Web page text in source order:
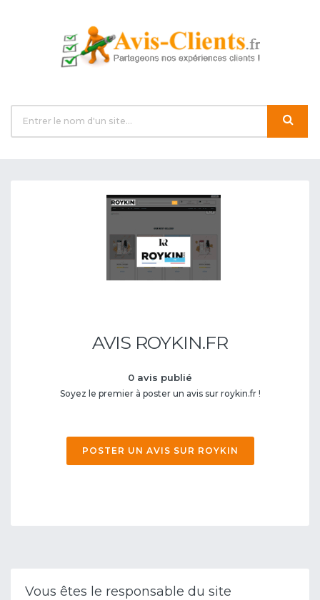
AVIS ROYKIN.FR
0 avis publié
Soyez le premier à poster un avis sur roykin.fr !
POSTER UN AVIS SUR ROYKIN
Vous êtes le responsable du site